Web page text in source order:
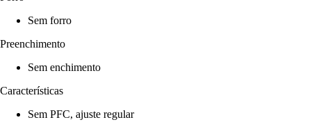
Sem forro
Preenchimento
Sem enchimento
Características
Sem PFC, ajuste regular